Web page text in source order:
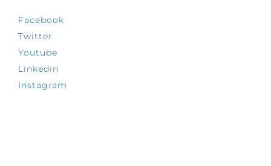
Facebook
Twitter
Youtube
Linkedin
Instagram